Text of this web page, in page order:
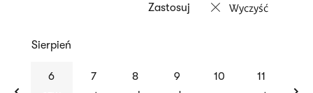
Wyczyść
previous
Sierpień
6
7
8
9
10
11